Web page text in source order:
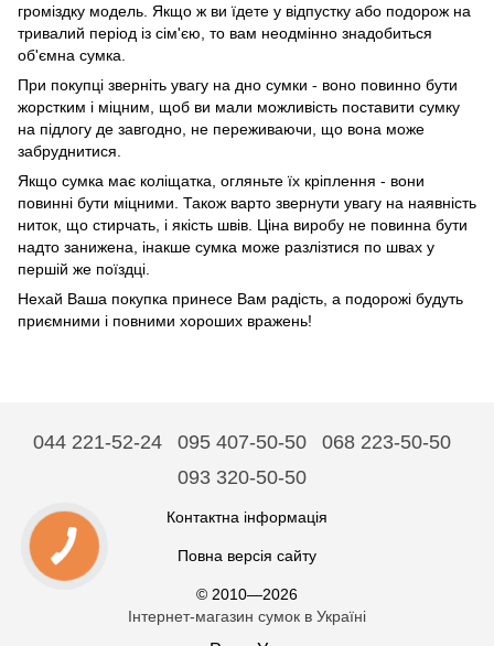
громіздку модель. Якщо ж ви їдете у відпустку або подорож на
тривалий період із сім'єю, то вам неодмінно знадобиться
об'ємна сумка.
При покупці зверніть увагу на дно сумки - воно повинно бути
жорстким і міцним, щоб ви мали можливість поставити сумку
на підлогу де завгодно, не переживаючи, що вона може
забруднитися.
Якщо сумка має коліщатка, огляньте їх кріплення - вони
повинні бути міцними. Також варто звернути увагу на наявність
ниток, що стирчать, і якість швів. Ціна виробу не повинна бути
надто занижена, інакше сумка може разлізтися по швах у
першій же поїздці.
Нехай Ваша покупка принесе Вам радість, а подорожі будуть
приємними і повними хороших вражень!
044 221-52-24 095 407-50-50
068 223-50-50
093 320-50-50
Контактна інформація
Повна версія сайту
© 2010—2026
Інтернет-магазин сумок в Україні